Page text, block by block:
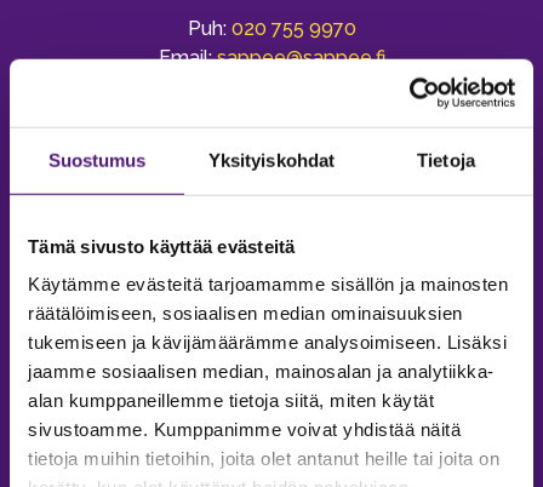
Suostumus Yksityiskohdat Tietoja
Tämä sivusto käyttää evästeitä
Käytämme evästeitä tarjoamamme sisällön ja mainosten
räätälöimiseen, sosiaalisen median ominaisuuksien
tukemiseen ja kävijämäärämme analysoimiseen. Lisäksi
jaamme sosiaalisen median, mainosalan ja analytiikka-
alan kumppaneillemme tietoja siitä, miten käytät
sivustoamme. Kumppanimme voivat yhdistää näitä
tietoja muihin tietoihin, joita olet antanut heille tai joita on
Puh: 020 755 9970
Email:sappee@sappee.fi
MAJOITUS